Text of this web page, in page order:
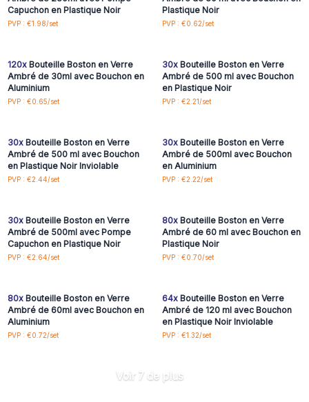
Capuchon en Plastique Noir
PVP : €1.98/set
Plastique Noir
PVP : €0.62/set
Connectez-vous ou
120xBouteille Boston en Verre
Ambré de 30ml avec Bouchon en
Aluminium
PVP : €0.65/set
Connectez-vous ou
30xBouteille Boston en Verre
Ambré de 500 ml avec Bouchon
en Plastique Noir
PVP : €2.21/set
Connectez-vous ou
30xBouteille Boston en Verre
Ambré de 500 ml avec Bouchon
en Plastique Noir Inviolable
PVP : €2.44/set
Connectez-vous ou
30xBouteille Boston en Verre
Ambré de 500ml avec Bouchon
en Aluminium
PVP : €2.22/set
Connectez-vous ou
30xBouteille Boston en Verre
Ambré de 500ml avec Pompe
Capuchon en Plastique Noir
PVP : €2.64/set
Connectez-vous ou
80xBouteille Boston en Verre
Ambré de 60 ml avec Bouchon en
Plastique Noir
PVP : €0.70/set
Connectez-vous ou
80xBouteille Boston en Verre
Ambré de 60ml avec Bouchon en
Aluminium
PVP : €0.72/set
Connectez-vous ou
64xBouteille Boston en Verre
Ambré de 120 ml avec Bouchon
en Plastique Noir Inviolable
PVP : €1.32/set
Voir 7 de plus